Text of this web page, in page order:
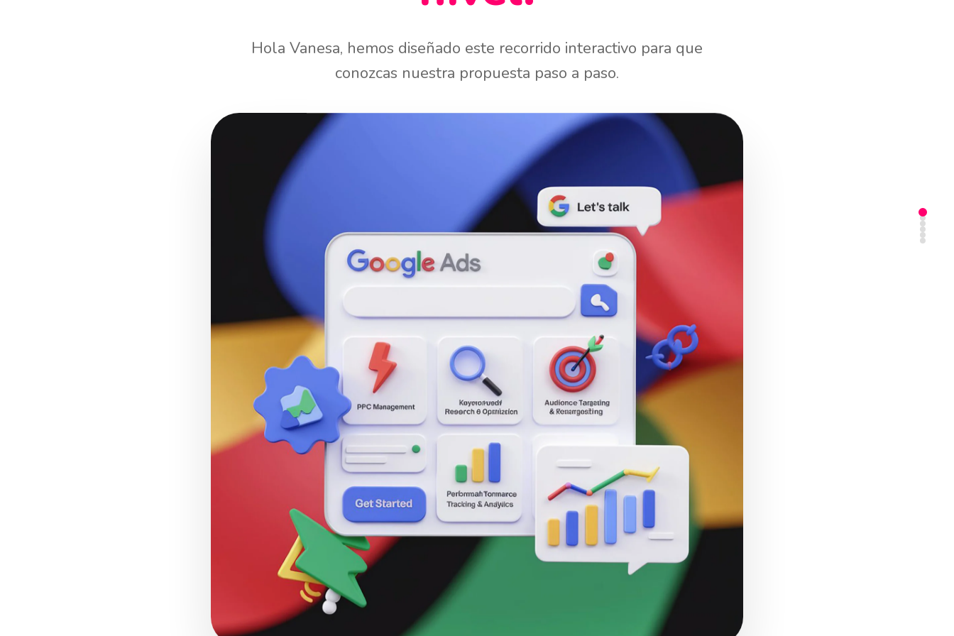
Hola Vanesa, hemos diseñado este recorrido interactivo para que
conozcas nuestra propuesta paso a paso.